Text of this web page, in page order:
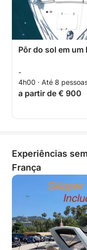
envolver custos
Esta experiência
relaxamento,
Pôr do sol em
-
4h00 · Até 8
a partir de € 900
Experiências
França